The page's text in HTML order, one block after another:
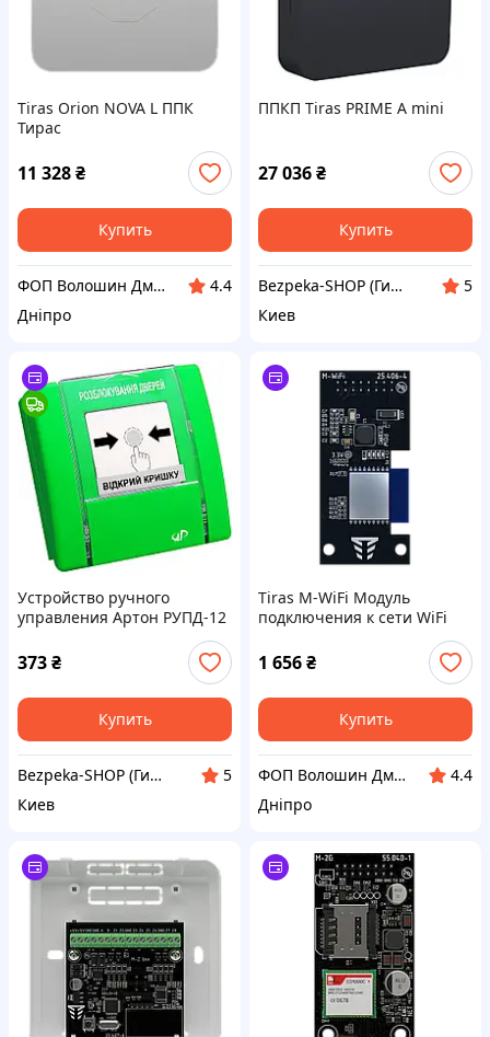
Tiras Orion NOVA L ППК
Тирас
11 328₴
Купить
ФОП Волошин Дмитро Олексійович
4.4
Дніпро
ППКП Tiras PRIME A mini
27 036₴
Купить
Bezpeka-SHOP (Гипермаркет по БЕЗОПАСНОСТИ)
5
Киев
Устройство ручного
управления Артон РУПД-12
НР "Розблокировка дверей"
373₴
Купить
Bezpeka-SHOP (Гипермаркет по БЕЗОПАСНОСТИ)
5
Киев
Tiras M-WiFi Модуль
подключения к сети WiFi
1 656₴
Купить
ФОП Волошин Дмитро Олексійович
4.4
Дніпро